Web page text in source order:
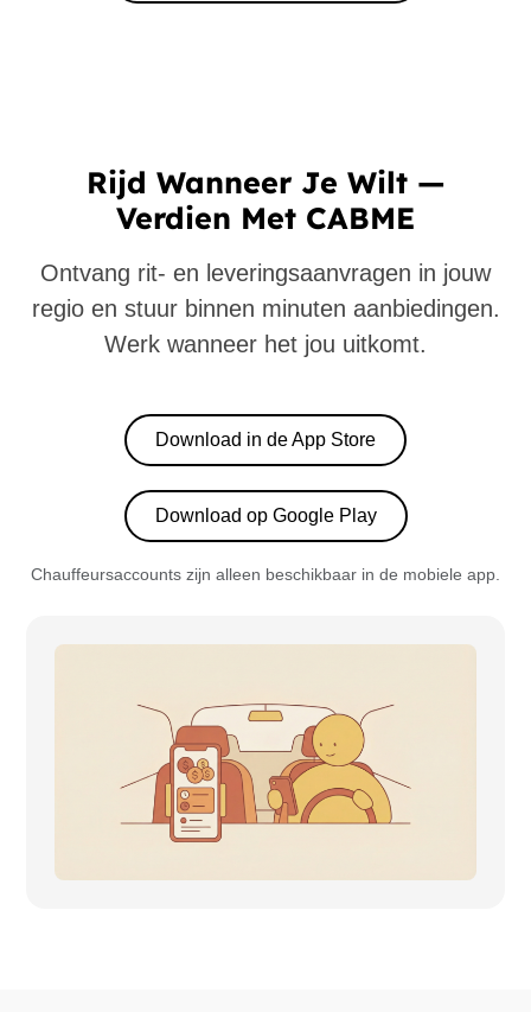
Rijd Wanneer Je Wilt —
Verdien Met CABME
Ontvang rit- en leveringsaanvragen in jouw
regio en stuur binnen minuten aanbiedingen.
Werk wanneer het jou uitkomt.
Download in de App Store
Download op Google Play
Chauffeursaccounts zijn alleen beschikbaar in de mobiele app.